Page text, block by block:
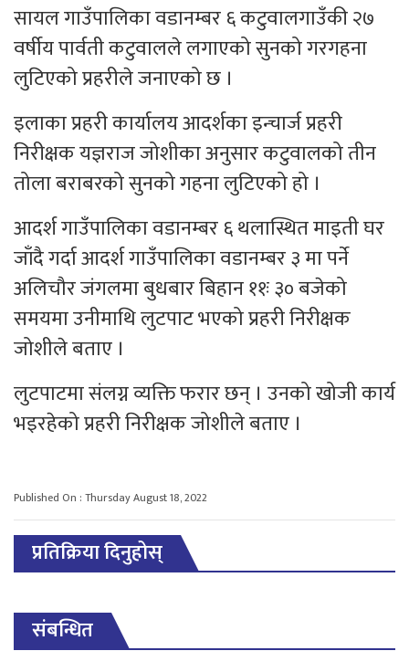
सायल गाउँपालिका वडानम्बर ६ कटुवालगाउँकी २७
वर्षीय पार्वती कटुवालले लगाएको सुनको गरगहना
लुटिएको प्रहरीले जनाएको छ ।
इलाका प्रहरी कार्यालय आदर्शका इन्चार्ज प्रहरी
निरीक्षक यज्ञराज जोशीका अनुसार कटुवालको तीन
तोला बराबरको सुनको गहना लुटिएको हो ।
आदर्श गाउँपालिका वडानम्बर ६ थलास्थित माइती घर
जाँदै गर्दा आदर्श गाउँपालिका वडानम्बर ३ मा पर्ने
अलिचौर जंगलमा बुधबार बिहान ११ः ३० बजेको
समयमा उनीमाथि लुटपाट भएको प्रहरी निरीक्षक
जोशीले बताए ।
लुटपाटमा संलग्न व्यक्ति फरार छन् । उनको खोजी कार्य
भइरहेको प्रहरी निरीक्षक जोशीले बताए ।
Published On : Thursday August 18, 2022
प्रतिक्रिया दिनुहोस्
संबन्धित